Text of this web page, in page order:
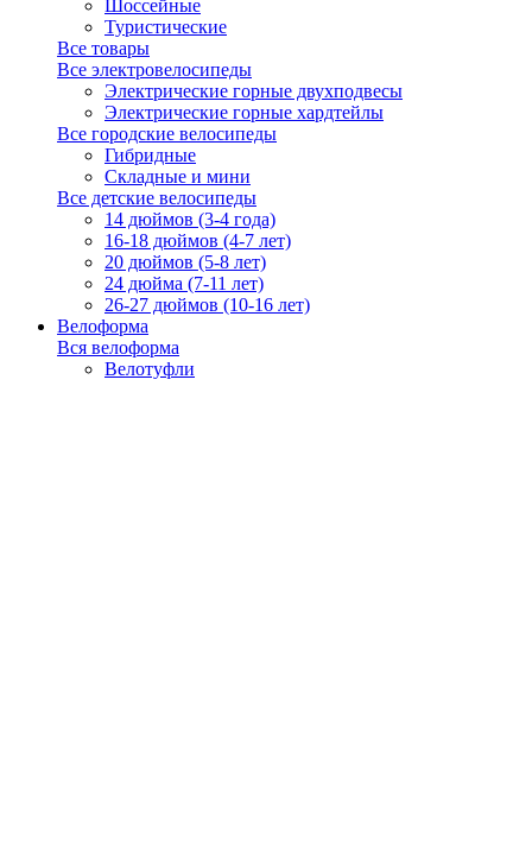
Шоссейные
Туристические
Все товары
Все электровелосипеды
Электрические горные двухподвесы
Электрические горные хардтейлы
Все городские велосипеды
Гибридные
Складные и мини
Все детские велосипеды
14 дюймов (3-4 года)
16-18 дюймов (4-7 лет)
20 дюймов (5-8 лет)
24 дюйма (7-11 лет)
26-27 дюймов (10-16 лет)
Велоформа
Вся велоформа
Велотуфли